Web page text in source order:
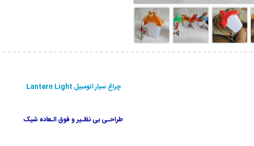
چراغ سیار اتومبیل Lantern Light
طراحـی بی نظـیر و فوق الـعاده شیک